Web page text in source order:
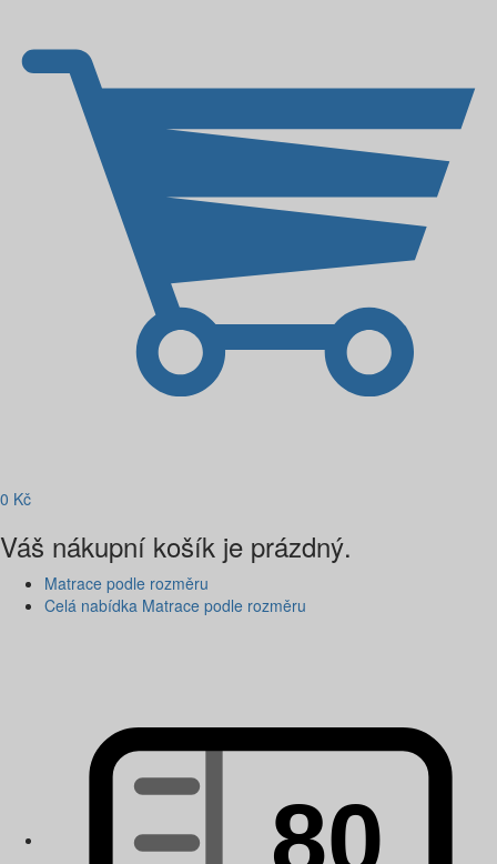
0 Kč
Váš nákupní košík je prázdný.
Matrace podle rozměru
Celá nabídka Matrace podle rozměru